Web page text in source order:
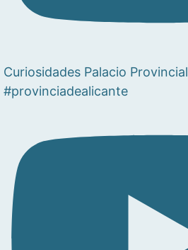
Curiosidades Palacio Provincial
#provinciadealicante